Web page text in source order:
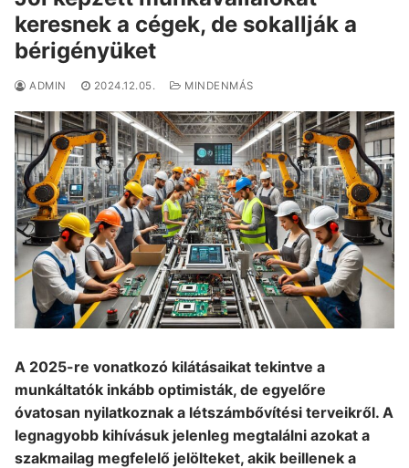
keresnek a cégek, de sokallják a
bérigényüket
ADMIN 2024.12.05. MINDENMÁS
A 2025-re vonatkozó kilátásaikat tekintve a
munkáltatók inkább optimisták, de egyelőre
óvatosan nyilatkoznak a létszámbővítési terveikről. A
legnagyobb kihívásuk jelenleg megtalálni azokat a
szakmailag megfelelő jelölteket, akik beillenek a